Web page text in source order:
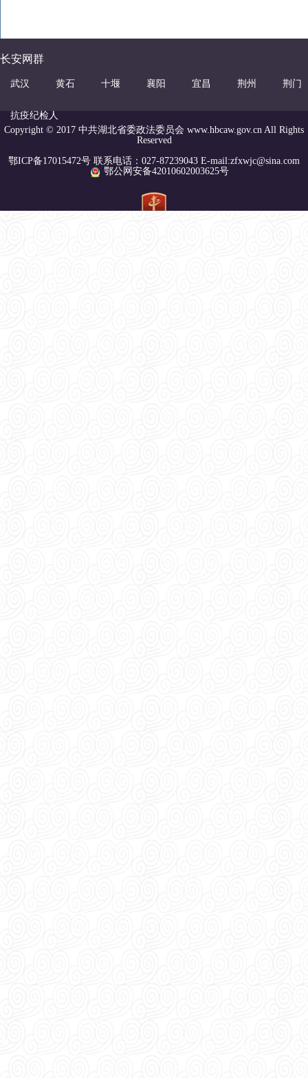
长安网群
武汉 黄石 十堰 襄阳 宜昌 荆州 荆门
抗疫纪检人
Copyright © 2017 中共湖北省委政法委员会 www.hbcaw.gov.cn All Rights
Reserved
鄂ICP备17015472号 联系电话：027-87239043 E-mail:zfxwjc@sina.com
鄂公网安备42010602003625号